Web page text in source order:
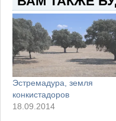
Эстремадура, земля
конкистадоров
18.09.2014